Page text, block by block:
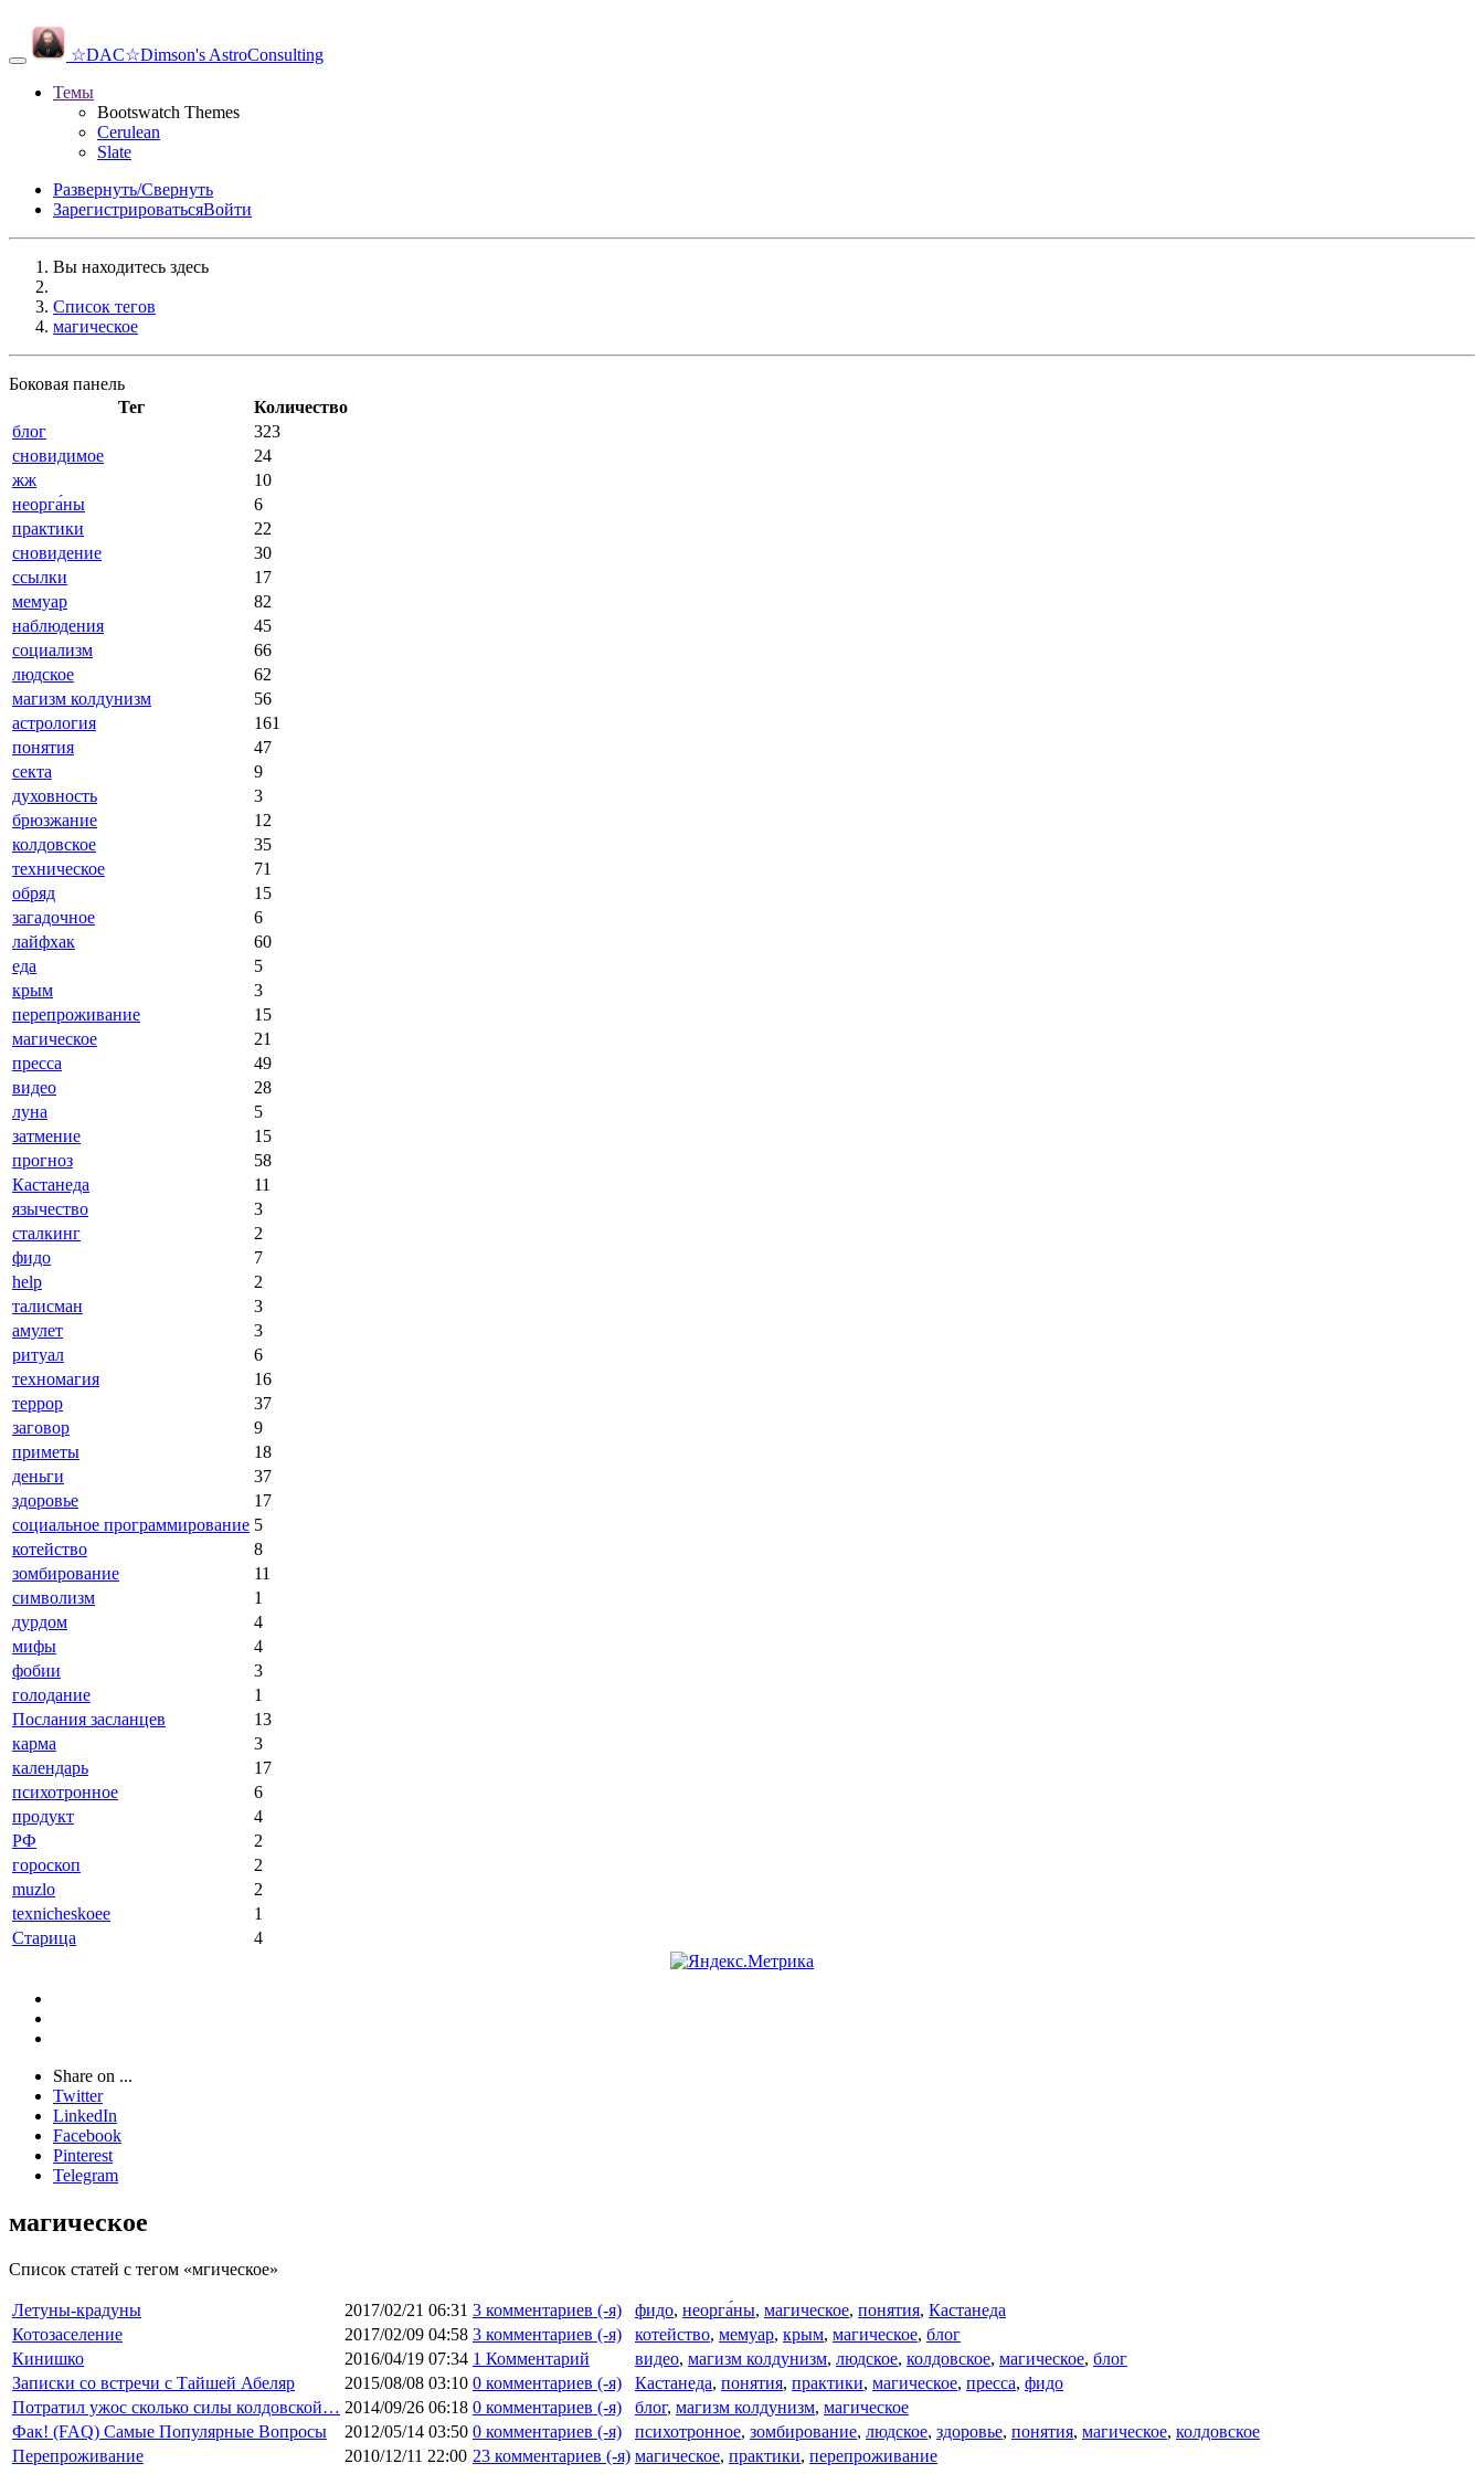
☆DAC☆Dimson's AstroConsulting
Темы
Bootswatch Themes
Cerulean
Slate
Развернуть/Свернуть
ЗарегистрироватьсяВойти
Вы находитесь здесь
Список тегов
магическое
Боковая панель
Тег
Количество
блог
323
сновидимое
24
жж
10
неорга́ны
6
практики
22
сновидение
30
ссылки
17
мемуар
82
наблюдения
45
социализм
66
людское
62
магизм колдунизм
56
астрология
161
понятия
47
секта
9
духовность
3
брюзжание
12
колдовское
35
техническое
71
обряд
15
загадочное
6
лайфхак
60
еда
5
крым
3
перепроживание
15
магическое
21
пресса
49
видео
28
луна
5
затмение
15
прогноз
58
Кастанеда
11
язычество
3
сталкинг
2
фидо
7
help
2
талисман
3
амулет
3
ритуал
6
техномагия
16
террор
37
заговор
9
приметы
18
деньги
37
здоровье
17
социальное программирование 5
котейство
8
зомбирование
11
символизм
1
дурдом
4
мифы
4
фобии
3
голодание
1
Послания засланцев
13
карма
3
календарь
17
психотронное
6
продукт
4
РФ
2
гороскоп
2
muzlo
2
texnicheskoee
1
Старица
4
Share on ...
Twitter
LinkedIn
Facebook
Pinterest
Telegram
магическое
Список статей с тегом «мгическое»
Летуны-крадуны 2017/02/21 06:31 3 комментариев (-я) фидо, неорга́ны, магическое, понятия, Кастанеда
Котозаселение
2017/02/09 04:58 3 комментариев (-я) котейство, мемуар, крым, магическое, блог
Кинишко
2016/04/19 07:34 1 Комментарий видео, магизм колдунизм, людское, колдовское, магическое, блог
Записки со встречи с Тайшей Абеляр
2015/08/08 03:10 0 комментариев (-я) Кастанеда, понятия, практики, магическое, пресса, фидо
Потратил ужос сколько силы колдовской… 2014/09/26 06:18 0 комментариев (-я) блог, магизм колдунизм, магическое
Фак! (FAQ) Самые Популярные Вопросы
2012/05/14 03:50 0 комментариев (-я) психотронное, зомбирование, людское, здоровье, понятия, магическое, колдовское
Перепроживание
2010/12/11 22:00 23 комментариев (-я) магическое, практики, перепроживание